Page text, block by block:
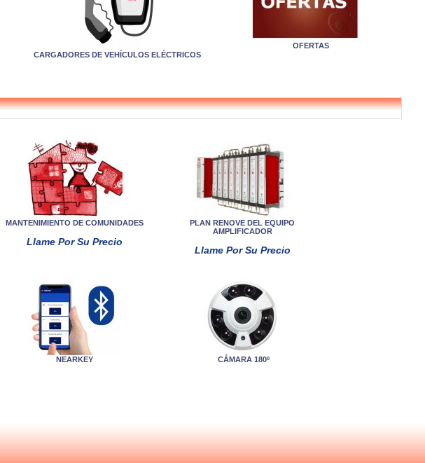
CARGADORES DE VEHÍCULOS ELÉCTRICOS
OFERTAS
MANTENIMIENTO DE COMUNIDADES
Llame Por Su Precio
PLAN RENOVE DEL EQUIPO
AMPLIFICADOR
Llame Por Su Precio
NEARKEY CÁMARA 180º